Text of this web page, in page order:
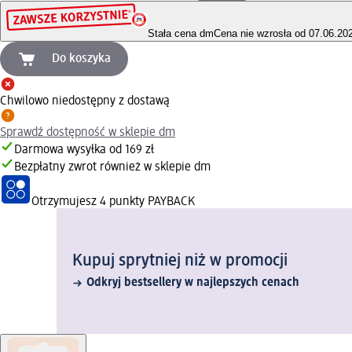
Stała cena dmCena nie wzrosła od
Do koszyka
Chwilowo niedostępny z dostawą
Sprawdź dostępność w sklepie dm
Darmowa wysyłka od 169 zł
Bezpłatny zwrot również w sklepie dm
Otrzymujesz 4 punkty PAYBACK
Kupuj sprytniej niż w promocji
Odkryj bestsellery w najlepszych cenach